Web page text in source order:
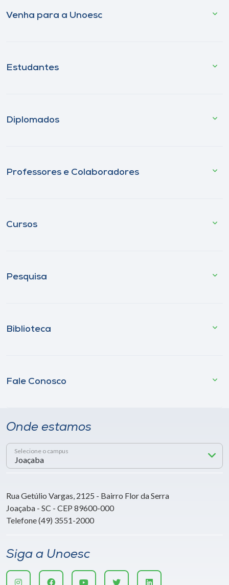
Venha para a Unoesc
Estudantes
Diplomados
Professores e Colaboradores
Cursos
Pesquisa
Biblioteca
Fale Conosco
Onde estamos
Selecione o campus
Rua Getúlio Vargas, 2125 - Bairro Flor da Serra
Joaçaba - SC - CEP 89600-000
Telefone (49) 3551-2000
Siga a Unoesc